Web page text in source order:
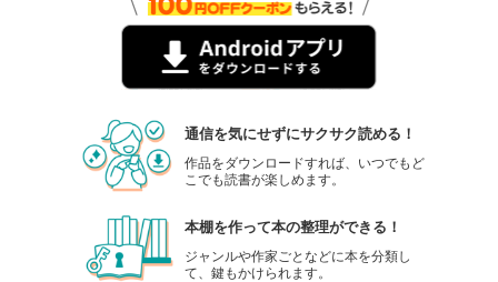
通信を気にせずにサクサク読める！
作品をダウンロードすれば、いつでもど
こでも読書が楽しめます。
本棚を作って本の整理ができる！
ジャンルや作家ごとなどに本を分類し
て、鍵もかけられます。